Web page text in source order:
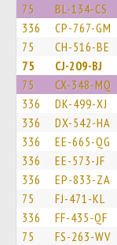
75 BL-134-CS
336 CP-767-GM
75 CH-516-BE
75 CJ-209-BJ
75 CX-348-MQ
336 DK-499-XJ
336 DX-542-HA
336 EE-665-QG
336 EE-573-JF
336 EP-833-ZA
75 FJ-471-KL
336 FF-435-QF
75 FS-263-WV